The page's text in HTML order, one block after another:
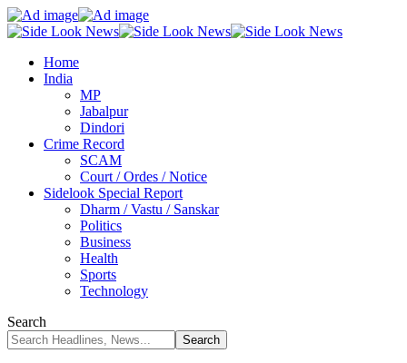
Home
India
MP
Jabalpur
Dindori
Crime Record
SCAM
Court / Ordes / Notice
Sidelook Special Report
Dharm / Vastu / Sanskar
Politics
Business
Health
Sports
Technology
Search